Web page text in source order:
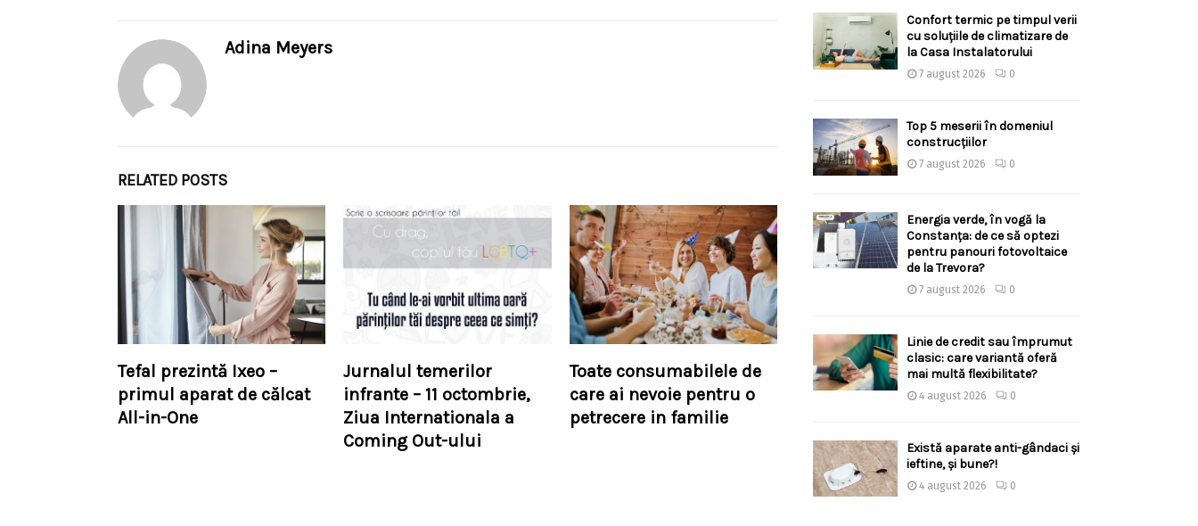
Adina Meyers
RELATED POSTS
Tefal prezintă Ixeo –
primul aparat de călcat
All-in-One
Jurnalul temerilor
infrante – 11 octombrie,
Ziua Internationala a
Coming Out-ului
Toate consumabilele de
care ai nevoie pentru o
petrecere in familie
Confort termic pe timpul verii
cu soluțiile de climatizare de
la Casa Instalatorului
7 august 2026 0
Top 5 meserii în domeniul
construcțiilor
7 august 2026 0
Energia verde, în vogă la
Constanța: de ce să optezi
pentru panouri fotovoltaice
de la Trevora?
7 august 2026 0
Linie de credit sau împrumut
clasic: care variantă oferă
mai multă flexibilitate?
4 august 2026 0
Există aparate anti-gândaci și
ieftine, și bune?!
4 august 2026 0